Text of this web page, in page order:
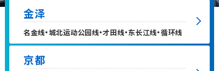
套票
定期观光巴士
金泽
名金线・城北运动公园线・才田线・东长江线・循环线
京都